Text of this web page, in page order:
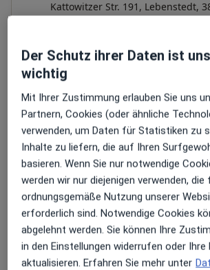
Kattowitzer Str. 191, Lebenstedt,
Zu Google Maps
öffnet in
Verfügbarkeit
Dr. med. Dirk Middelberg bietet an
Standort über Jameda keine Online-
Terminbuchung an
Zahlungsmodalitäten (private
Akzeptierte Versicherungen
Details
Telefonnummer
05341...Telefonnummer anzeigen
Der Schutz ihrer Daten ist uns
wichtig
Mit Ihrer Zustimmung erlauben Sie uns
Partnern, Cookies (oder ähnliche
verwenden, um Daten für Statistiken zu
Inhalte zu liefern, die auf Ihren
basieren. Wenn Sie nur notwendige
werden wir nur diejenigen verwenden, die
ordnungsgemäße Nutzung unserer
erforderlich sind. Notwendige Cookies
abgelehnt werden. Sie können Ihre
in den Einstellungen widerrufen oder Ihre
aktualisieren. Erfahren Sie mehr unter